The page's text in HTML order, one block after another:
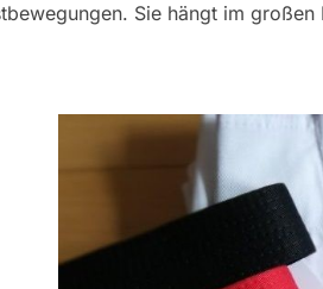
Sie hängt im